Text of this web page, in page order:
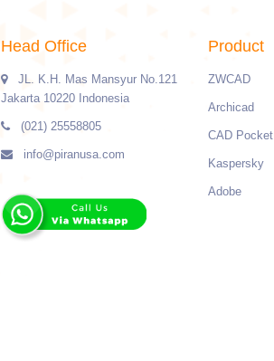
Head Office
JL. K.H. Mas Mansyur No.121
Jakarta 10220 Indonesia
(021) 25558805
info@piranusa.com
Product
ZWCAD
Archicad
CAD Pocket
Kaspersky
Adobe